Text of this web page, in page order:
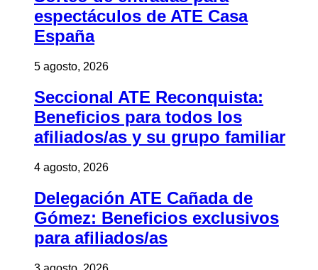
espectáculos de ATE Casa
España
5 agosto, 2026
Seccional ATE Reconquista:
Beneficios para todos los
afiliados/as y su grupo familiar
4 agosto, 2026
Delegación ATE Cañada de
Gómez: Beneficios exclusivos
para afiliados/as